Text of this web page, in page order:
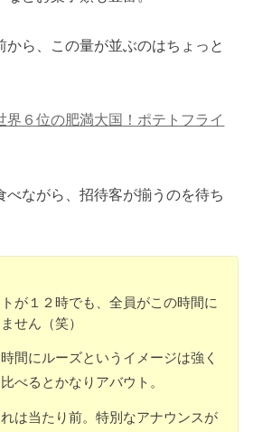
から、この量が並ぶのはちょっと
界６位の肥満大国！ポテトフライ
べながら、招待客が揃うのを待ち
が１２時でも、全員がこの時間に
せん（笑）
間にルーズというイメージは強く
べるとかなりアバウト。
は当たり前。特別なアナウンスが